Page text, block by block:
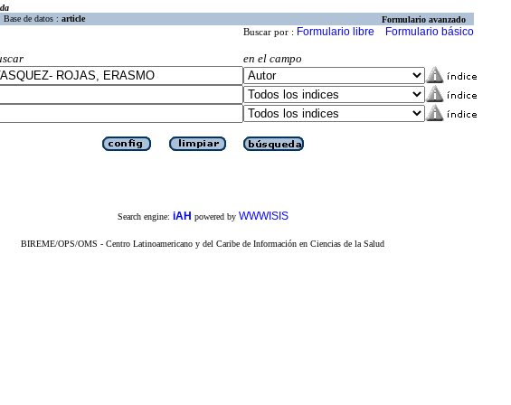
Base de datos : article Formulario avanzado
Buscar por : Formulario libre Formulario básico
en el campo
Search engine: iAH powered by WWWISIS
BIREME/OPS/OMS - Centro Latinoamericano y del Caribe de Información en Ciencias de la Salud